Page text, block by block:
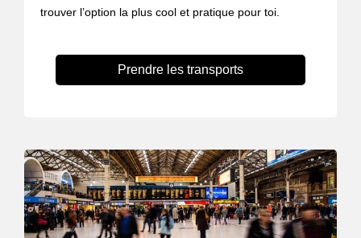
trouver l’option la plus cool et pratique pour toi.
Prendre les transports